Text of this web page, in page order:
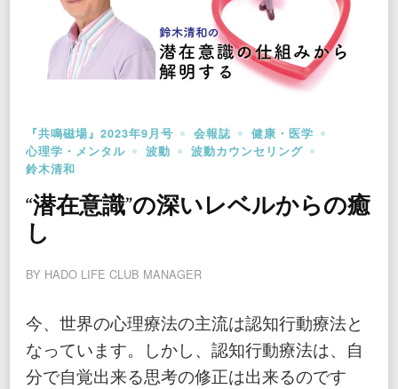
『共鳴磁場』2023年9月号 会報誌
健康・医学
心理学・メンタル
波動
波動カウンセリング
鈴木清和
“潜在意識”の深いレベルからの癒
し
BY HADO LIFE CLUB MANAGER
今、世界の心理療法の主流は認知行動療法と
なっています。しかし、認知行動療法は、自
分で自覚出来る思考の修正は出来るのです